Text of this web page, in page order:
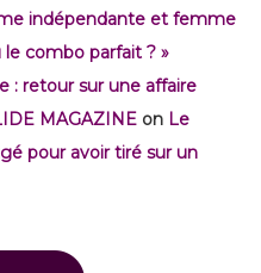
indépendante et femme
combo parfait ? »
: retour sur une affaire
MAGAZINE on Le
pour avoir tiré sur un